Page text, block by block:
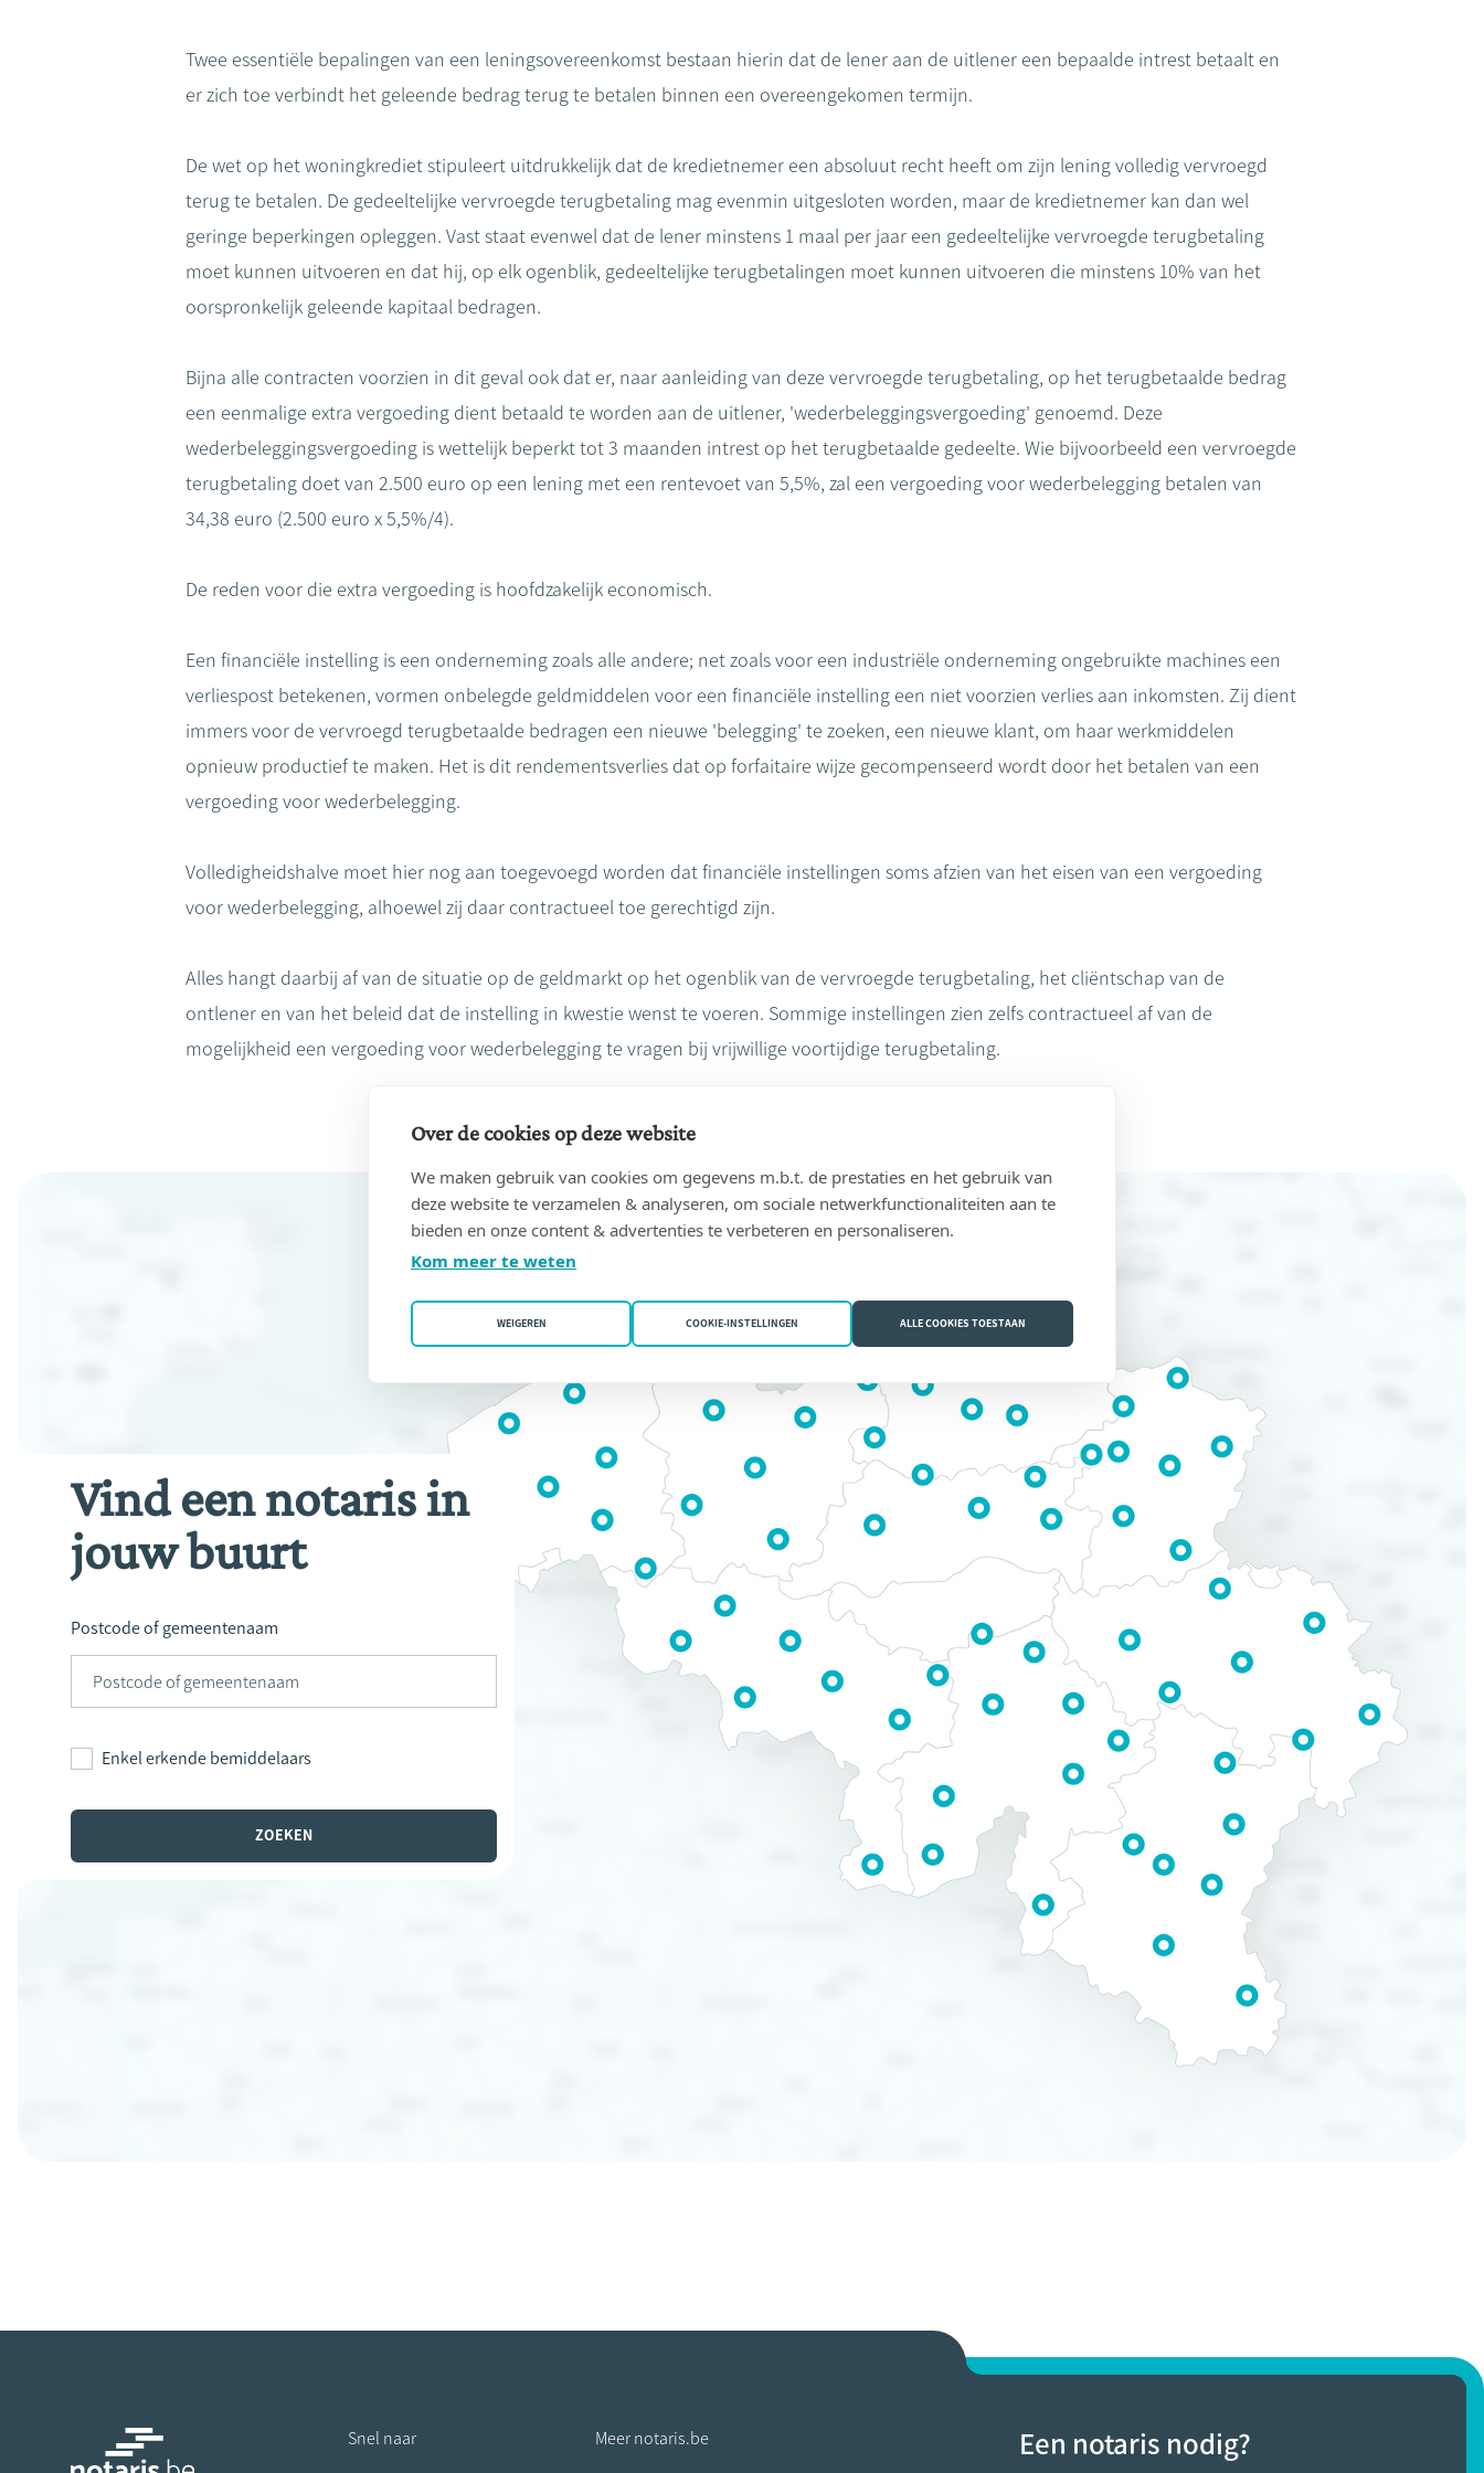
Twee essentiële bepalingen van een leningsovereenkomst bestaan hierin dat de lener aan de uitlener een bepaalde intrest betaalt en
er zich toe verbindt het geleende bedrag terug te betalen binnen een overeengekomen termijn.
De wet op het woningkrediet stipuleert uitdrukkelijk dat de kredietnemer een absoluut recht heeft om zijn lening volledig vervroegd
terug te betalen. De gedeeltelijke vervroegde terugbetaling mag evenmin uitgesloten worden, maar de kredietnemer kan dan wel
geringe beperkingen opleggen. Vast staat evenwel dat de lener minstens 1 maal per jaar een gedeeltelijke vervroegde terugbetaling
moet kunnen uitvoeren en dat hij, op elk ogenblik, gedeeltelijke terugbetalingen moet kunnen uitvoeren die minstens 10% van het
oorspronkelijk geleende kapitaal bedragen.
Bijna alle contracten voorzien in dit geval ook dat er, naar aanleiding van deze vervroegde terugbetaling, op het terugbetaalde bedrag
een eenmalige extra vergoeding dient betaald te worden aan de uitlener, 'wederbeleggingsvergoeding' genoemd. Deze
wederbeleggingsvergoeding is wettelijk beperkt tot 3 maanden intrest op het terugbetaalde gedeelte. Wie bijvoorbeeld een vervroegde
terugbetaling doet van 2.500 euro op een lening met een rentevoet van 5,5%, zal een vergoeding voor wederbelegging betalen van
34,38 euro (2.500 euro x 5,5%/4).
De reden voor die extra vergoeding is hoofdzakelijk economisch.
Een financiële instelling is een onderneming zoals alle andere; net zoals voor een industriële onderneming ongebruikte machines een
verliespost betekenen, vormen onbelegde geldmiddelen voor een financiële instelling een niet voorzien verlies aan inkomsten. Zij dient
immers voor de vervroegd terugbetaalde bedragen een nieuwe 'belegging' te zoeken, een nieuwe klant, om haar werkmiddelen
opnieuw productief te maken. Het is dit rendementsverlies dat op forfaitaire wijze gecompenseerd wordt door het betalen van een
vergoeding voor wederbelegging.
Volledigheidshalve moet hier nog aan toegevoegd worden dat financiële instellingen soms afzien van het eisen van een vergoeding
voor wederbelegging, alhoewel zij daar contractueel toe gerechtigd zijn.
Alles hangt daarbij af van de situatie op de geldmarkt op het ogenblik van de vervroegde terugbetaling, het cliëntschap van de
ontlener en van het beleid dat de instelling in kwestie wenst te voeren. Sommige instellingen zien zelfs contractueel af van de
mogelijkheid een vergoeding voor wederbelegging te vragen bij vrijwillige voortijdige terugbetaling.
Vind een notaris in
jouw buurt
Postcode of gemeentenaam
Enkel erkende bemiddelaars
Snel naar Meer notaris.be Een notaris nodig?
Over de cookies op deze website
We maken gebruik van cookies om gegevens m.b.t. de prestaties en het gebruik van
deze website te verzamelen & analyseren, om sociale netwerkfunctionaliteiten aan te
bieden en onze content & advertenties te verbeteren en personaliseren.
Kom meer te weten
WEIGEREN COOKIE-INSTELLINGEN ALLE COOKIES TOESTAAN